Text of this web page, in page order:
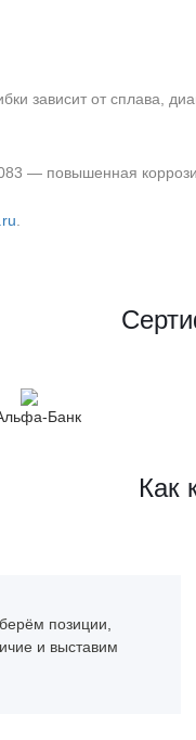
зависит от сплава,
— повышенная
Банк
Как
позиции,
и выставим